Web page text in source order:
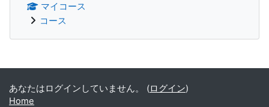
マイコース
コース
補助ブロック
あなたはログインしていません。 (ログイン)
Home